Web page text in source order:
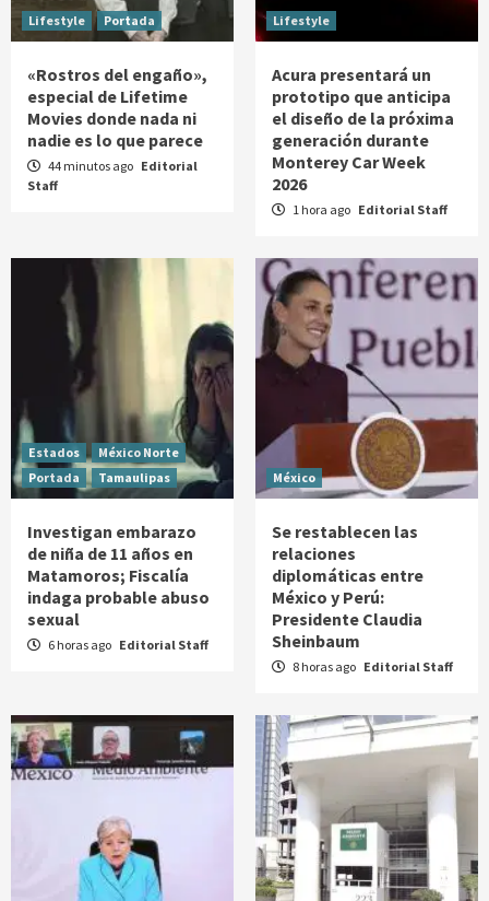
Lifestyle Portada
«Rostros del engaño»,
especial de Lifetime
Movies donde nada ni
nadie es lo que parece
44 minutos ago Editorial
Staff
Lifestyle
Acura presentará un
prototipo que anticipa
el diseño de la próxima
generación durante
Monterey Car Week
2026
1 hora ago Editorial Staff
Estados
México Norte
Portada
Tamaulipas
Investigan embarazo
de niña de 11 años en
Matamoros; Fiscalía
indaga probable abuso
sexual
6 horas ago Editorial Staff
México
Se restablecen las
relaciones
diplomáticas entre
México y Perú:
Presidente Claudia
Sheinbaum
8 horas ago Editorial Staff